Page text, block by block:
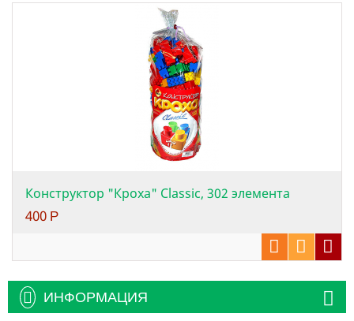
Конструктор "Кроха" Сlassic, 302 элемента
400 Р
ИНФОРМАЦИЯ